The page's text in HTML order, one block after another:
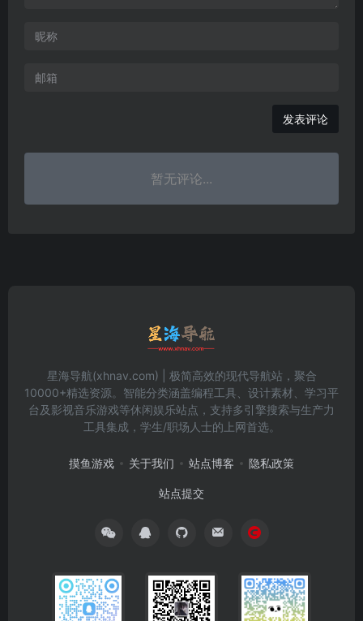
发表评论
暂无评论...
星海导航(xhnav.com) | 极简高效的现代导航站，聚合
10000+精选资源。智能分类涵盖编程工具、设计素材、学习平
台及影视音乐游戏等休闲娱乐站点，支持多引擎搜索与生产力
工具集成，学生/职场人士的上网首选。
摸鱼游戏 关于我们 站点博客 隐私政策
站点提交